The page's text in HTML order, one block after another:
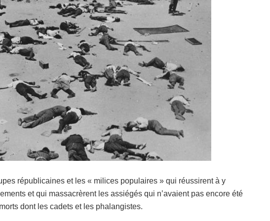
républicaines et les « milices populaires » qui réussirent à y
et qui massacrèrent les assiégés qui n’avaient pas encore été
dont les cadets et les phalangistes.